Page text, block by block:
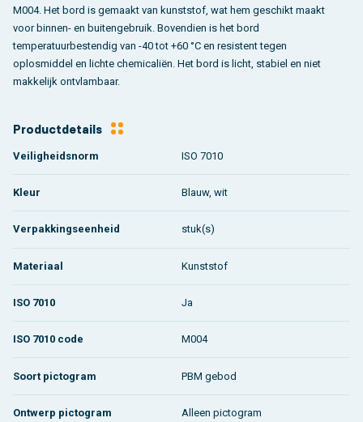
M004. Het bord is gemaakt van kunststof, wat hem geschikt maakt
voor binnen- en buitengebruik. Bovendien is het bord
temperatuurbestendig van -40 tot +60 °C en resistent tegen
oplosmiddel en lichte chemicaliën. Het bord is licht, stabiel en niet
makkelijk ontvlambaar.
Productdetails
Veiligheidsnorm ISO 7010
Kleur Blauw, wit
Verpakkingseenheid stuk(s)
Materiaal Kunststof
ISO 7010 Ja
ISO 7010 code M004
Soort pictogram PBM gebod
Ontwerp pictogram Alleen pictogram